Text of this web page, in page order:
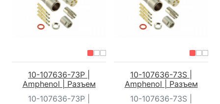
10-107636-73P |
Amphenol | Разъем
10-107636-73P |
10-107636-73S |
Amphenol | Разъем
10-107636-73S |